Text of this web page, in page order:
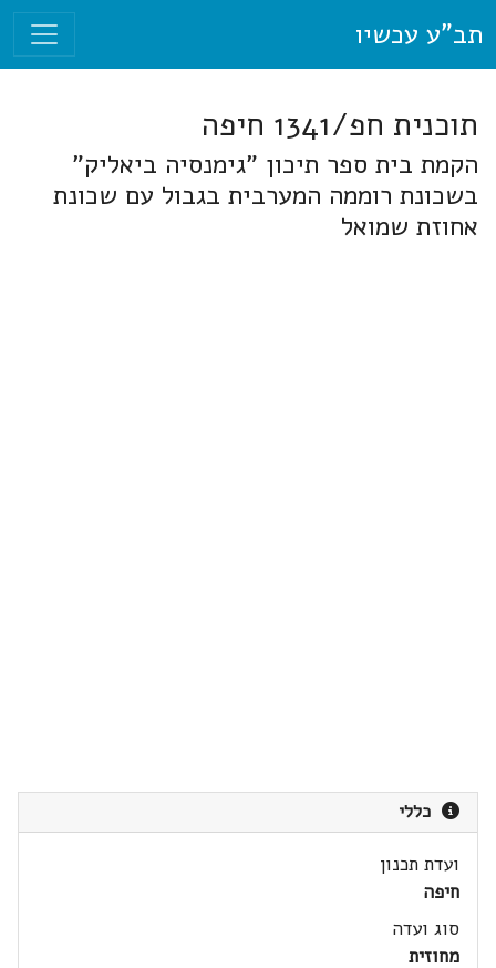
תב"ע עכשיו
תוכנית חפ/1341 חיפה
הקמת בית ספר תיכון "גימנסיה ביאליק"
בשכונת רוממה המערבית בגבול עם שכונת
אחוזת שמואל
כללי
ועדת תכנון
חיפה
סוג ועדה
מחוזית